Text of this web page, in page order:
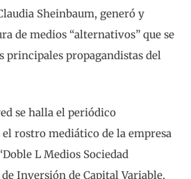
Sheinbaum, generó y
de medios “alternativos” que se
principales propagandistas del
se halla el periódico
el rostro mediático de la empresa
L Medios Sociedad
Inversión de Capital Variable,